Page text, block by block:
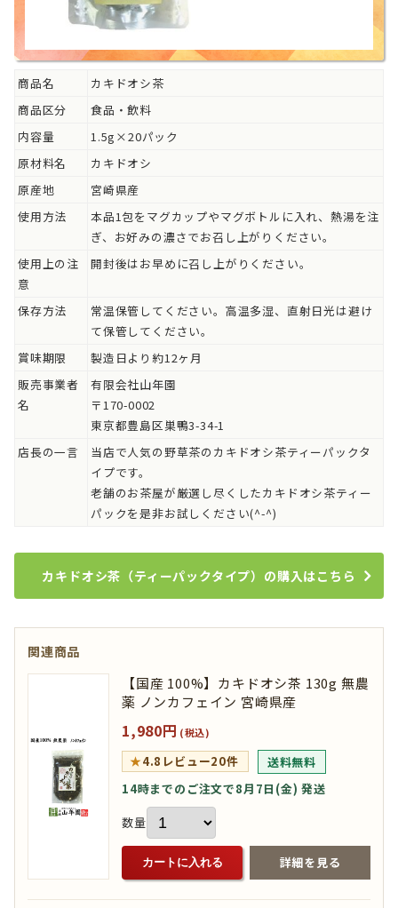
商品名
カキドオシ茶
商品区分
食品・飲料
内容量
1.5g×20パック
原材料名
カキドオシ
原産地
宮崎県産
使用方法
本品1包をマグカップやマグボトルに入れ、熱湯を注
ぎ、お好みの濃さでお召し上がりください。
使用上の注
意
開封後はお早めに召し上がりください。
保存方法
常温保管してください。高温多湿、直射日光は避け
て保管してください。
賞味期限
製造日より約12ヶ月
販売事業者
名
有限会社山年園
〒170-0002
東京都豊島区巣鴨3-34-1
店長の一言
当店で人気の野草茶のカキドオシ茶ティーパックタ
イプです。
老舗のお茶屋が厳選し尽くしたカキドオシ茶ティー
パックを是非お試しください(^-^)
カキドオシ茶（ティーパックタイプ）の購入はこちら
関連商品
【国産 100%】カキドオシ茶 130g 無農
薬 ノンカフェイン 宮崎県産
1,980円 (税込)
★4.8 レビュー20件
送料無料
14時までのご注文で8月7日(金) 発送
数量
カートに入れる 詳細を見る